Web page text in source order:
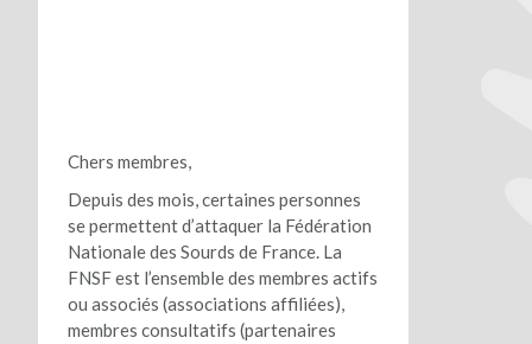
Chers membres,
Depuis des mois, certaines personnes
se permettent d’attaquer la Fédération
Nationale des Sourds de France. La
FNSF est l’ensemble des membres actifs
ou associés (associations affiliées),
membres consultatifs (partenaires